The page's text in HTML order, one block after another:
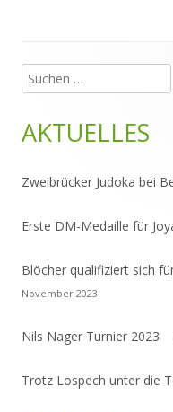
Haupt-
Seitenleiste
Suchen
nach:
AKTUELLES
Zweibrücker Judoka bei
Erste DM-Medaille für
Blöcher qualifiziert sich
November 2023
Nils Nager Turnier 2023
Trotz Lospech unter die